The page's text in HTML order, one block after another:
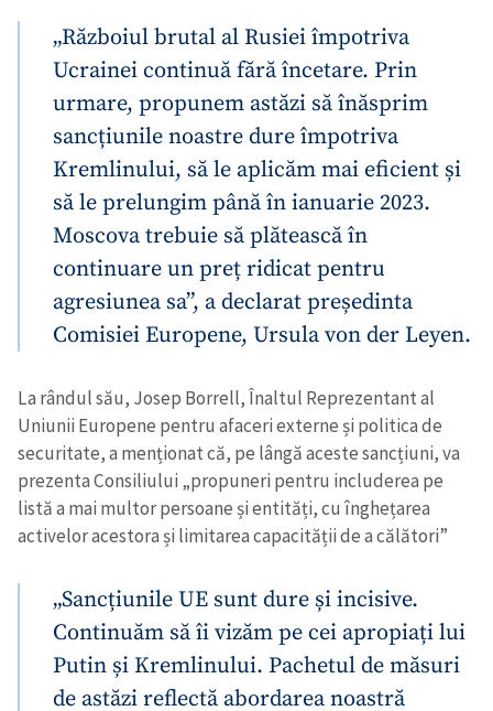
„Războiul brutal al Rusiei împotriva
Ucrainei continuă fără încetare. Prin
urmare, propunem astăzi să înăsprim
sancțiunile noastre dure împotriva
Kremlinului, să le aplicăm mai eficient și
să le prelungim până în ianuarie 2023.
Moscova trebuie să plătească în
continuare un preț ridicat pentru
agresiunea sa”, a declarat președinta
Comisiei Europene, Ursula von der Leyen.
La rândul său, Josep Borrell, Înaltul Reprezentant al
Uniunii Europene pentru afaceri externe și politica de
securitate, a menționat că, pe lângă aceste sancțiuni, va
prezenta Consiliului „propuneri pentru includerea pe
listă a mai multor persoane și entități, cu înghețarea
activelor acestora și limitarea capacității de a călători”
„Sancțiunile UE sunt dure și incisive.
Continuăm să îi vizăm pe cei apropiați lui
Putin și Kremlinului. Pachetul de măsuri
de astăzi reflectă abordarea noastră
ȘTIREA MEA
Titlu știre
+ Adaugă titlu
Fotografie
+ Încarcă imagine
Mesajul știrei
+ Mesajul știrei